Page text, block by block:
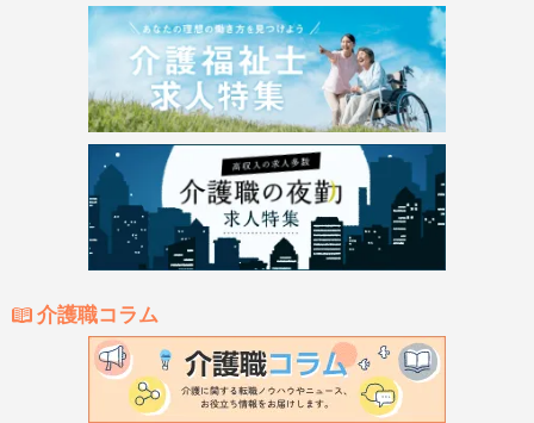
介護職コラム